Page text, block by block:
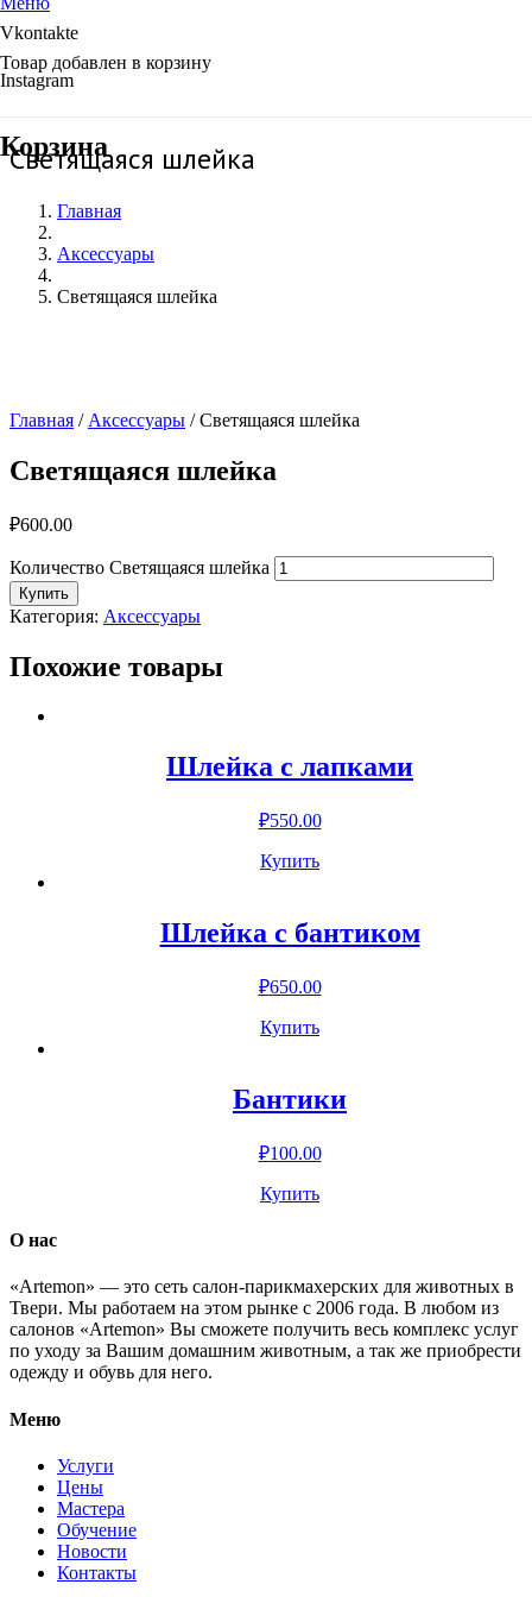
Vkontakte
Instagram
Товар добавлен в корзину
Корзина
Светящаяся шлейка
Главная
Аксессуары
Светящаяся шлейка
Главная / Аксессуары / Светящаяся шлейка
Светящаяся шлейка
₽600.00
Количество Светящаяся шлейка
Купить
Категория: Аксессуары
Похожие товары
Шлейка с лапками
₽550.00
Купить
Шлейка с бантиком
₽650.00
Купить
Бантики
₽100.00
Купить
О нас
«Artemon» — это сеть салон-парикмахерских для животных в
Твери. Мы работаем на этом рынке с 2006 года. В любом из
салонов «Artemon» Вы сможете получить весь комплекс услуг
по уходу за Вашим домашним животным, а так же приобрести
одежду и обувь для него.
Меню
Услуги
Цены
Мастера
Обучение
Новости
Контакты